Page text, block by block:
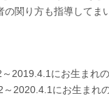
関り方も指導してま
2019.4.1にお生まれ
2020.4.1にお生まれ